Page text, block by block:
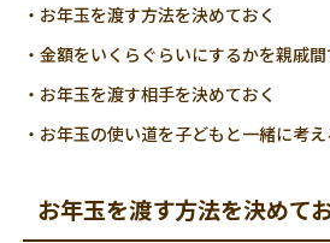
・お年玉を渡す方法を決めておく
・金額をいくらぐらいにするかを親戚
・お年玉を渡す相手を決めておく
・お年玉の使い道を子どもと一緒に考え
お年玉を渡す方法を決めて